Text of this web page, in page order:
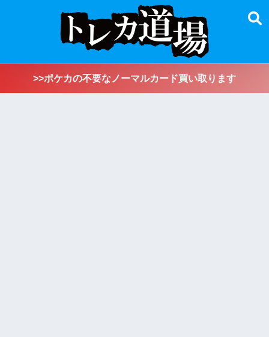
>>ポケカの不要なノーマルカード買い取ります